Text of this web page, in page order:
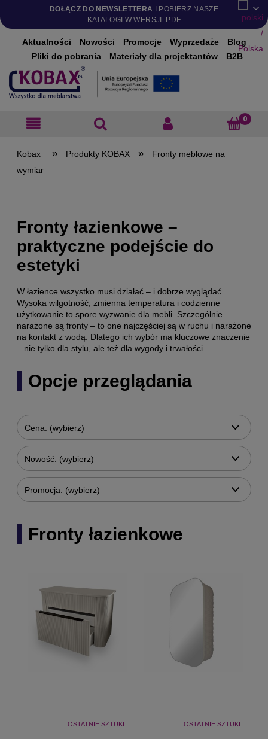
DOŁĄCZ DO NEWSLETTERA I POBIERZ NASZE
KATALOGI W WERSJI .PDF
Aktualności Nowości Promocje Wyprzedaże
Blog
Pliki do pobrania
Materiały dla projektantów B2B
» Produkty KOBAX »
Fronty meblowe na
wymiar
Fronty łazienkowe –
praktyczne podejście do
estetyki
W łazience wszystko musi działać – i dobrze wyglądać.
Wysoka wilgotność, zmienna temperatura i codzienne
użytkowanie to spore wyzwanie dla mebli. Szczególnie
narażone są fronty – to one najczęściej są w ruchu i narażone
na kontakt z wodą. Dlatego ich wybór ma kluczowe znaczenie
– nie tylko dla stylu, ale też dla wygody i trwałości.
Opcje przeglądania
Cena: (wybierz)
Nowość: (wybierz)
Promocja: (wybierz)
Fronty łazienkowe
OSTATNIE SZTUKI OSTATNIE SZTUKI